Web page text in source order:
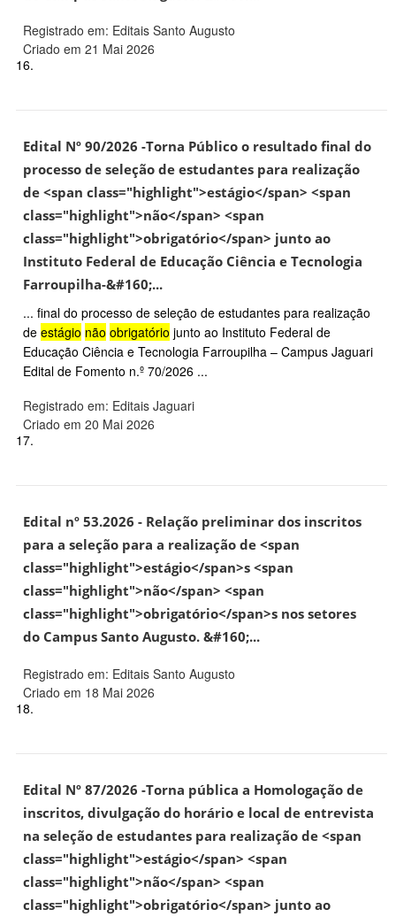
Registrado em: Editais Santo Augusto
Criado em 21 Mai 2026
16.
Edital Nº 90/2026 -Torna Público o resultado final do
processo de seleção de estudantes para realização
de <span class="highlight">estágio</span> <span
class="highlight">não</span> <span
class="highlight">obrigatório</span> junto ao
Instituto Federal de Educação Ciência e Tecnologia
Farroupilha-&#160;...
... final do processo de seleção de estudantes para realização
de estágio não obrigatório junto ao Instituto Federal de
Educação Ciência e Tecnologia Farroupilha – Campus Jaguari
Edital de Fomento n.º 70/2026 ...
Registrado em: Editais Jaguari
Criado em 20 Mai 2026
17.
Edital nº 53.2026 - Relação preliminar dos inscritos
para a seleção para a realização de <span
class="highlight">estágio</span>s <span
class="highlight">não</span> <span
class="highlight">obrigatório</span>s nos setores
do Campus Santo Augusto. &#160;...
Registrado em: Editais Santo Augusto
Criado em 18 Mai 2026
18.
Edital Nº 87/2026 -Torna pública a Homologação de
inscritos, divulgação do horário e local de entrevista
na seleção de estudantes para realização de <span
class="highlight">estágio</span> <span
class="highlight">não</span> <span
class="highlight">obrigatório</span> junto ao